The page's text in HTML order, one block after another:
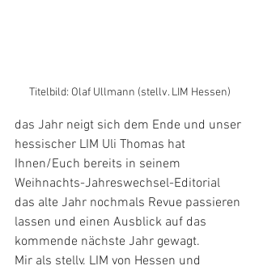
Titelbild: Olaf Ullmann (stellv. LIM Hessen)
das Jahr neigt sich dem Ende und unser
hessischer LIM Uli Thomas hat
Ihnen/Euch bereits in seinem
Weihnachts-Jahreswechsel-Editorial
das alte Jahr nochmals Revue passieren
lassen und einen Ausblick auf das
kommende nächste Jahr gewagt.
Mir als stellv. LIM von Hessen und